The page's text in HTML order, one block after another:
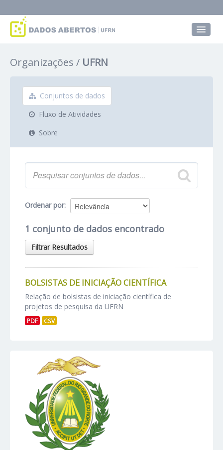
Grupos
Sobre
Organizações UFRN
Conjuntos de dados
Fluxo de Atividades
Sobre
Ordenar por
1 conjunto de dados encontrado
Filtrar Resultados
BOLSISTAS DE INICIAÇÃO CIENTÍFICA
Relação de bolsistas de iniciação científica de
projetos de pesquisa da UFRN
PDF CSV